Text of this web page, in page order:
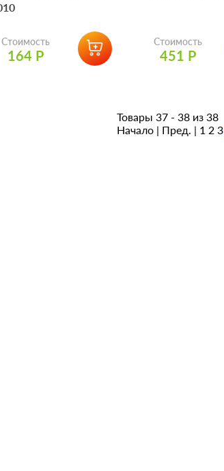
Стоимость
164 Р
Стоимость
451 Р
Товары 37 - 38 из 38
Начало| Пред. | 1 2 3